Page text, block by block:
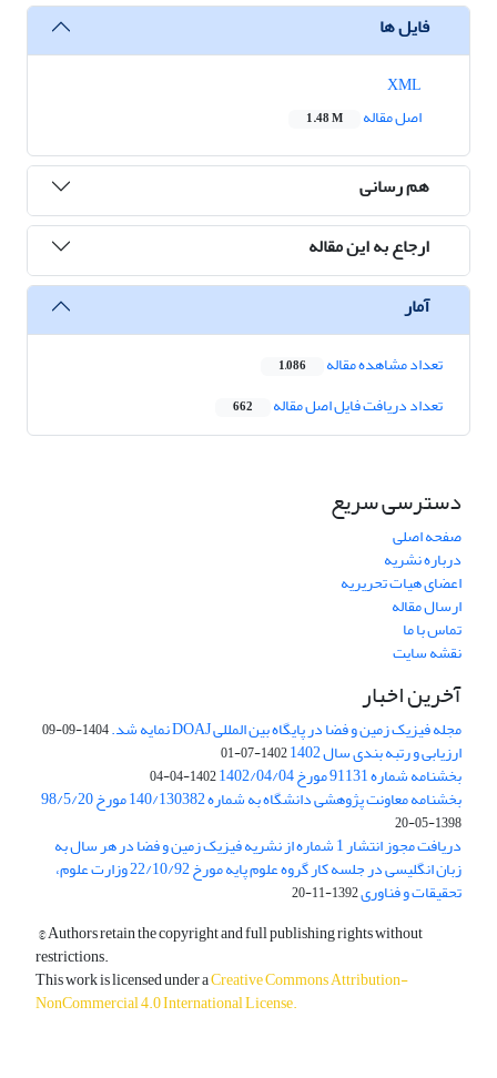
فایل ها
اصل مقاله
1.48 M
هم رسانی
ارجاع به این مقاله
آمار
تعداد مشاهده مقاله 1,086
تعداد دریافت فایل اصل مقاله 662
دسترسی سریع
صفحه اصلی
درباره نشریه
اعضای هیات تحریریه
ارسال مقاله
تماس با ما
نقشه سایت
آخرین اخبار
مجله فیزیک زمین و فضا در پایگاه بین المللی DOAJ نمایه شد. 1404-09-09
ارزیابی و رتبه بندی سال 1402 1402-07-01
بخشنامه شماره 91131 مورخ 1402/04/04 1402-04-04
بخشنامه معاونت پژوهشی دانشگاه به شماره 140/130382 مورخ 98/5/20
1398-05-20
دریافت مجوز انتشار 1 شماره از نشریه فیزیک زمین و فضا در هر سال به
زبان انگلیسی در جلسه کار گروه علوم پایه مورخ 22/10/92 وزارت علوم،
تحقیقات و فناوری1392-11-20
© Authors retain the copyright and full publishing rights without
restrictions.
This work is licensed under aCreative Commons Attribution-
NonCommercial 4.0 International License.